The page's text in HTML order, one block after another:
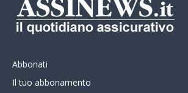
Abbonati
Il tuo abbonamento